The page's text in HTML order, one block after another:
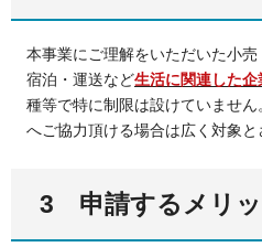
本事業にご理解をいただいた小
宿泊・運送など生活に関連した
種等で特に制限は設けていませ
へご協力頂ける場合は広く対象と
3 申請するメリッ